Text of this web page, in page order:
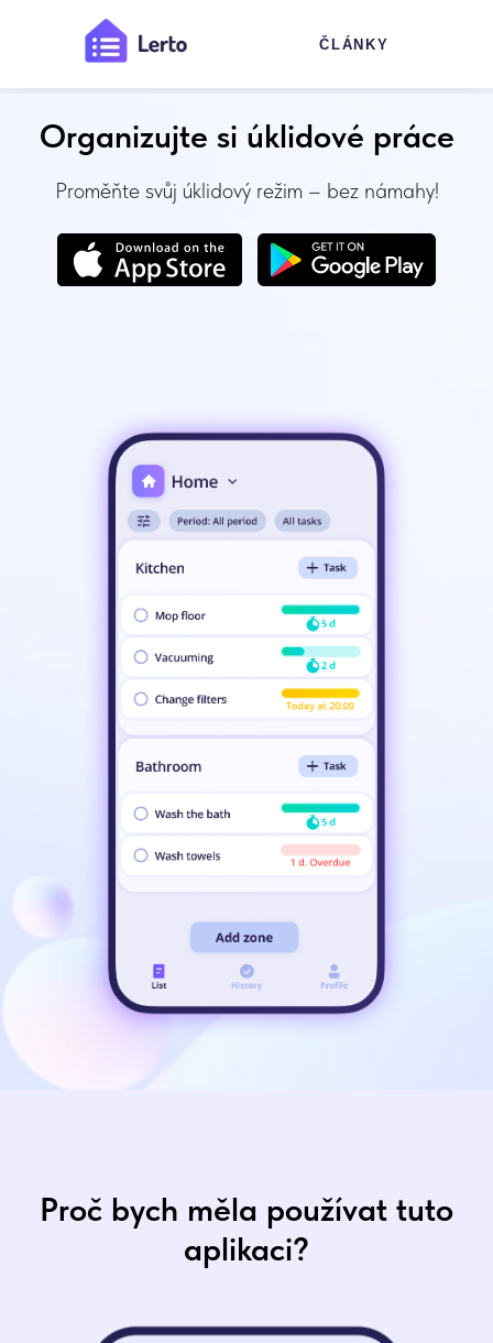
ČLÁNKY
Organizujte si úklidové práce
Proměňte svůj úklidový režim – bez námahy!
Proč bych měla používat tuto
aplikaci?